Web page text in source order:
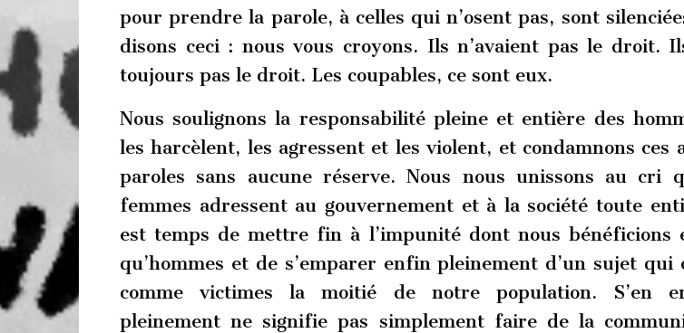
pour prendre la parole, à celles qui n’osent pas, sont
disons ceci : nous vous croyons. Ils n’avaient pas le droit.
toujours pas le droit. Les coupables, ce sont eux.
Nous soulignons la responsabilité pleine et entière des
les harcèlent, les agressent et les violent, et condamnons ces
paroles sans aucune réserve. Nous nous unissons au cri
femmes adressent au gouvernement et à la société toute
est temps de mettre fin à l’impunité dont nous bénéficions
qu’hommes et de s’emparer enfin pleinement d’un sujet qui
comme victimes la moitié de notre population. S’en
pleinement ne signifie pas simplement faire de la